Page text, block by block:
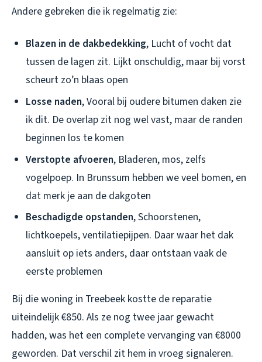
Andere gebreken die ik regelmatig zie:
Blazen in de dakbedekking, Lucht of vocht dat
tussen de lagen zit. Lijkt onschuldig, maar bij vorst
scheurt zo’n blaas open
Losse naden, Vooral bij oudere bitumen daken zie
ik dit. De overlap zit nog wel vast, maar de randen
beginnen los te komen
Verstopte afvoeren, Bladeren, mos, zelfs
vogelpoep. In Brunssum hebben we veel bomen, en
dat merk je aan de dakgoten
Beschadigde opstanden, Schoorstenen,
lichtkoepels, ventilatiepijpen. Daar waar het dak
aansluit op iets anders, daar ontstaan vaak de
eerste problemen
Bij die woning in Treebeek kostte de reparatie
uiteindelijk €850. Als ze nog twee jaar gewacht
hadden, was het een complete vervanging van €8000
geworden. Dat verschil zit hem in vroeg signaleren.